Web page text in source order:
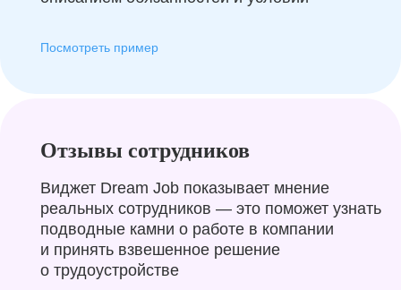
Посмотреть пример
Отзывы сотрудников
Виджет Dream Job показывает мнение
реальных сотрудников — это поможет узнать
подводные камни о работе в компании
и принять взвешенное решение
о трудоустройстве